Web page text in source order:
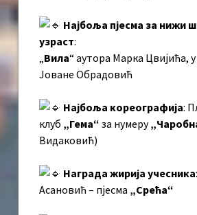
Најбоља пјесма за нижи
узраст:
„Вила“ аутора Марка Цвијића,
Јоване Обрадовић
Најбоља кореографија:
клуб „Гема“ за нумеру
Видаковић)
Награда жирија учесника
Асановић – пјесма „Срећа“